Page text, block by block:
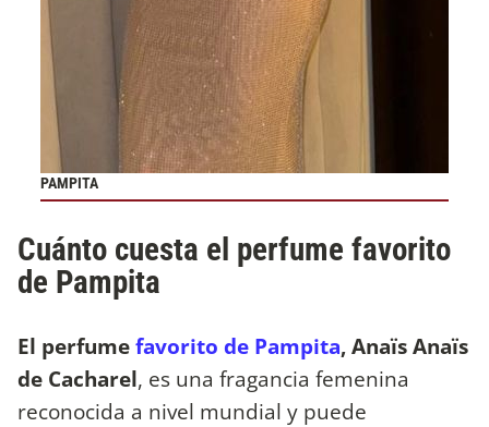
PAMPITA
Cuánto cuesta el perfume favorito
de Pampita
El perfumefavorito de Pampita, Anaïs Anaïs
de Cacharel, es una fragancia femenina
reconocida a nivel mundial y puede